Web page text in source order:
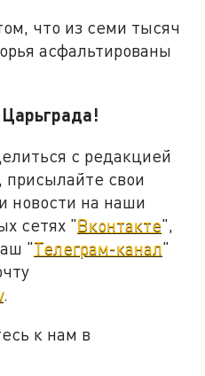
что из семи тысяч
асфальтированы
с редакцией
присылайте свои
новости на наши
сетях "Вконтакте",
"Телеграм-канал"
.
к нам в